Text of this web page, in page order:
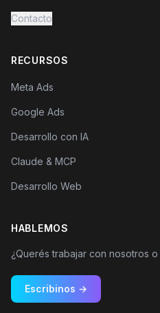
Contacto
RECURSOS
Meta Ads
Google Ads
Desarrollo con IA
Claude & MCP
Desarrollo Web
HABLEMOS
¿Querés trabajar con nosotros
Escribinos →